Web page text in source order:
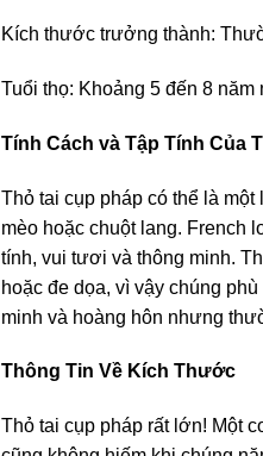
Kích thước trưởng thành:
Tuổi thọ: Khoảng 5 đến 8
Tính Cách và Tập Tính Của
Thỏ tai cụp pháp có thể là
mèo hoặc chuột lang. French
tính, vui tươi và thông minh.
hoặc đe dọa, vì vậy chúng
minh và hoàng hôn nhưng
Thông Tin Về Kích Thước
Thỏ tai cụp pháp rất lớn! Một